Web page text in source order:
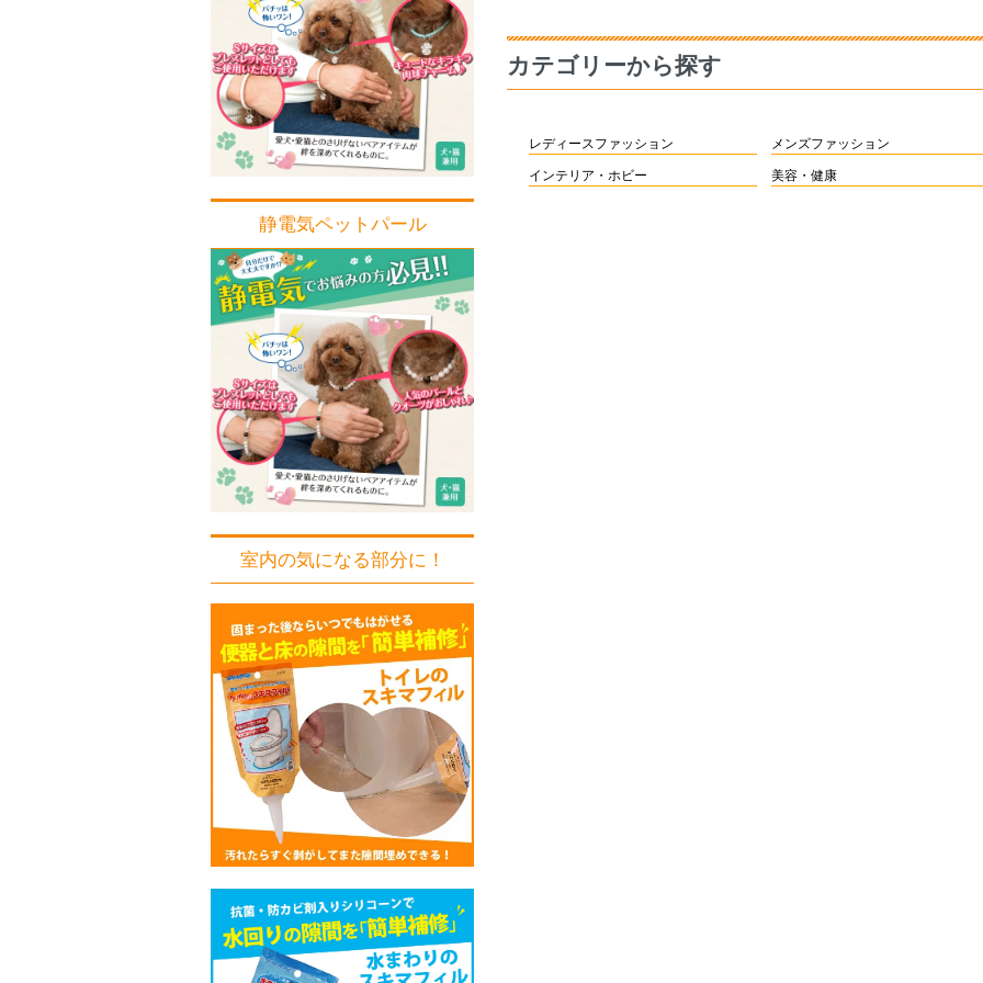
カテゴリーから探す
レディースファッション メンズファッション
インテリア・ホビー 美容・健康
静電気ペットパール
室内の気になる部分に！